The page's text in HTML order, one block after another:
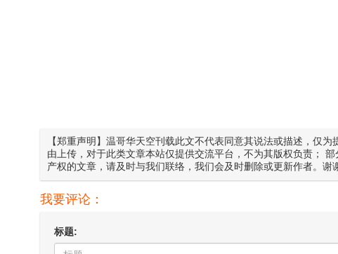
【郑重声明】温哥华天空刊载此文不代表同意其说法或描述，仅
由上传，对于此类文章本站仅提供交流平台，不为其版权负责；
产权的文章，请及时与我们联络，我们会及时删除或更新作者。谢
我要评论：
标题: